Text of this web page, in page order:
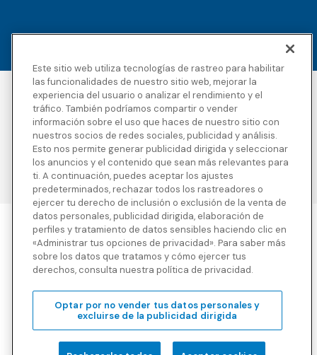
Accesibilidad
Derechos de autor
Política de privacidad
Avisos legales
Términos y condiciones
Divulgaciones de
terceros
Transparencia en la
cobertura
Mapa del sitio
Blue Cross Blue Shield Global Solutions es el nombre comercial de
Worldwide Insurance Services, LLC (Blue Cross Blue Shield Global
Solutions Insurance Services en California y BCBS Global
Solutions Insurance Services en New York), un licenciatario
Cross Blue Shield Global Solutions es una marca propiedad de la
Blue Cross and Blue Shield Association.
Vea divulgaciones e información detallada sobre la compañía
aseguradora de nuestros productos y otras divulgaciones de
Este sitio web utiliza tecnologías de rastreo para habilitar
las funcionalidades de nuestro sitio web, mejorar la
experiencia del usuario o analizar el rendimiento y el
tráfico. También podríamos compartir o vender
información sobre el uso que haces de nuestro sitio con
nuestros socios de redes sociales, publicidad y análisis.
Esto nos permite generar publicidad dirigida y seleccionar
los anuncios y el contenido que sean más relevantes para
ti. A continuación, puedes aceptar los ajustes
predeterminados, rechazar todos los rastreadores o
ejercer tu derecho de inclusión o exclusión de la venta de
datos personales, publicidad dirigida, elaboración de
perfiles y tratamiento de datos sensibles haciendo clic en
«Administrar tus opciones de privacidad». Para saber más
sobre los datos que tratamos y cómo ejercer tus
derechos, consulta nuestra política de privacidad.
Optar por no vender tus datos personales y
excluirse de la publicidad dirigida